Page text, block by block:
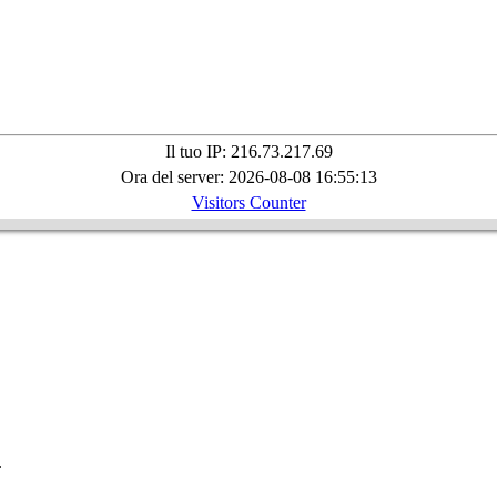
Il tuo IP: 216.73.217.69
Ora del server: 2026-08-08 16:55:13
Visitors Counter